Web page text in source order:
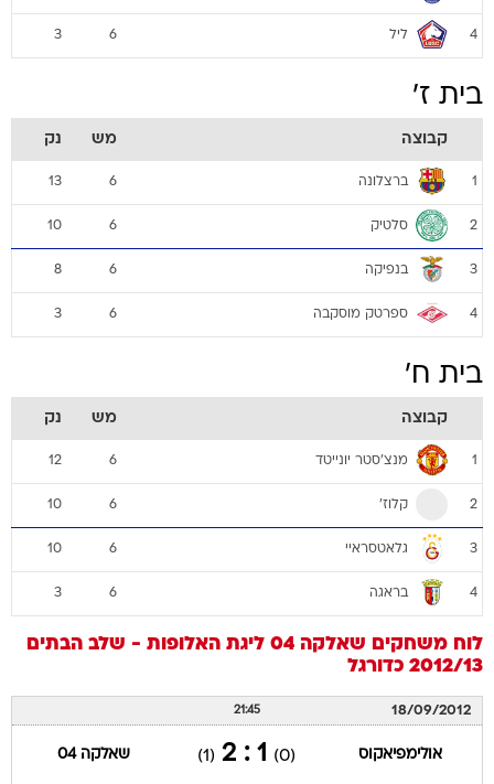
4 ליל 6
3
בית ז'
קבוצה מש נק
1 ברצלונה 6
13
2 סלטיק 6
10
3 בנפיקה 6
8
4 ספרטק מוסקבה 6
3
בית ח'
קבוצה מש נק
1 מנצ'סטר יונייטד 6
12
2 קלוז' 6
10
3 גלאטסראיי 6
10
4 בראגה 6
3
לוח משחקים שאלקה 04
ליגת האלופות - שלב הבתים
2012/13 כדורגל
18/09/2012
21:45
אולימפיאקוס (0)
1 : 2
(1) שאלקה 04